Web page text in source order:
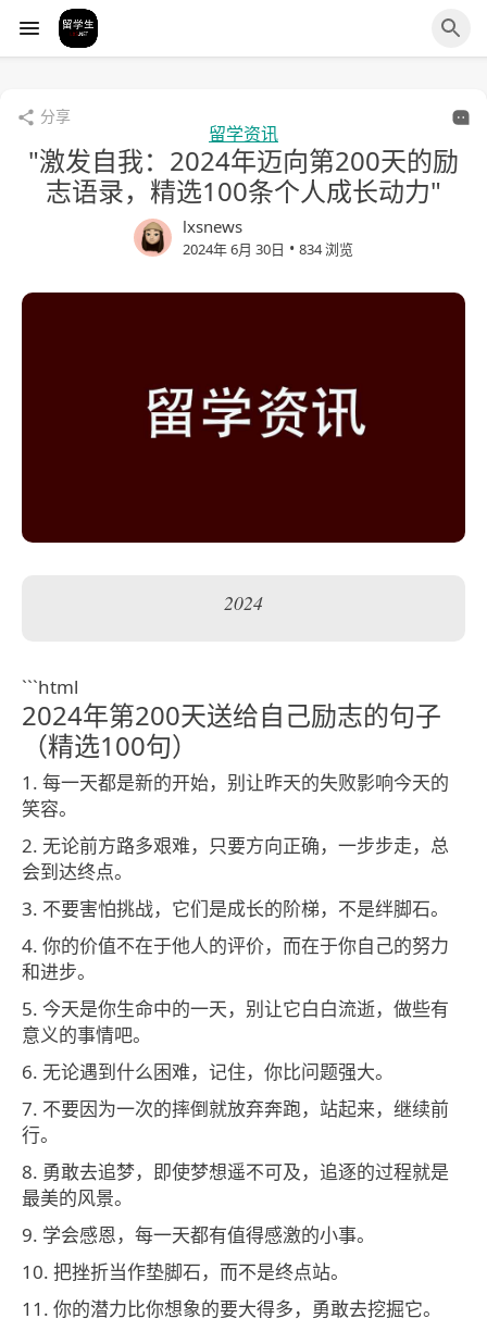
分享
留学资讯
"激发自我：2024年迈向第200天的励
志语录，精选100条个人成长动力"
lxsnews
2024年 6月 30日 • 834 浏览
2024
```html
2024年第200天送给自己励志的句子
（精选100句）
1. 每一天都是新的开始，别让昨天的失败影响今天的
笑容。
2. 无论前方路多艰难，只要方向正确，一步步走，总
会到达终点。
3. 不要害怕挑战，它们是成长的阶梯，不是绊脚石。
4. 你的价值不在于他人的评价，而在于你自己的努力
和进步。
5. 今天是你生命中的一天，别让它白白流逝，做些有
意义的事情吧。
6. 无论遇到什么困难，记住，你比问题强大。
7. 不要因为一次的摔倒就放弃奔跑，站起来，继续前
行。
8. 勇敢去追梦，即使梦想遥不可及，追逐的过程就是
最美的风景。
9. 学会感恩，每一天都有值得感激的小事。
10. 把挫折当作垫脚石，而不是终点站。
11. 你的潜力比你想象的要大得多，勇敢去挖掘它。